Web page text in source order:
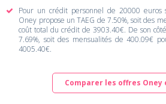
Pour un crédit personnel de 20000 euros
Oney propose un TAEG de 7.50%, soit des
coût total du crédit de 3903.40€. De son
7.69%, soit des mensualités de 400.09€
4005.40€.
Comparer les offres Oney